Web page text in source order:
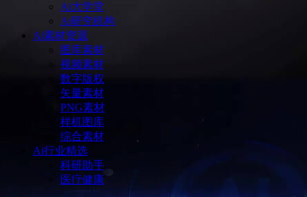
Ai大学堂
Ai研究机构
Ai素材资源
图库素材
视频素材
数字版权
矢量素材
PNG素材
样机图库
综合素材
Ai行业精选
科研助手
医疗健康